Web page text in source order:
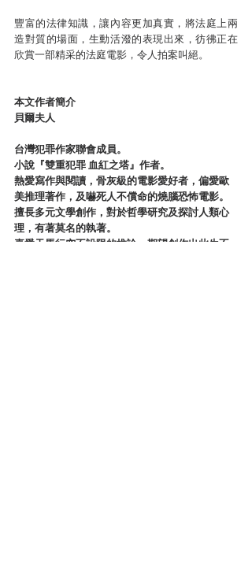
豐富的法律知識，讓內容更加真實，將法庭上兩
造對質的場面，生動活潑的表現出來，彷彿正在
欣賞一部精采的法庭電影，令人拍案叫絕。
本文作者簡介
貝爾夫人
台灣犯罪作家聯會成員。
小說『雙重犯罪 血紅之塔』作者。
熱愛寫作與閱讀，骨灰級的電影愛好者，偏愛歐
美推理著作，及嚇死人不償命的燒腦恐怖電影。
擅長多元文學創作，對於哲學研究及探討人類心
理，有著莫名的執著。
喜愛天馬行空不設限的推論，期望創作出此生不